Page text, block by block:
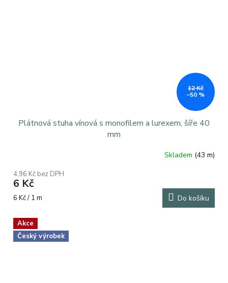
12 Kč
–50 %
Plátnová stuha vínová s monofilem a lurexem, šíře 40
mm
Skladem (43 m)
4,96 Kč bez DPH
6 Kč
Měrná
6 Kč / 1 m Do košíku
Akce
Český výrobek